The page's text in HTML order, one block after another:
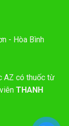
- Hòa Bình
AZ có thuốc từ
THANH